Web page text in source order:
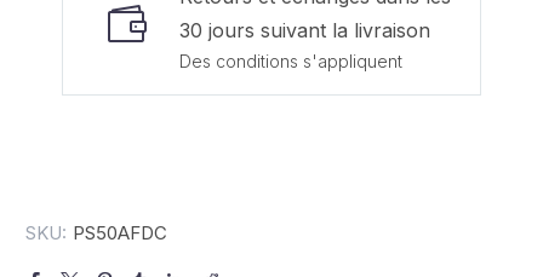
30 jours suivant la livraison
Des conditions s'appliquent
SKU: PS50AFDC